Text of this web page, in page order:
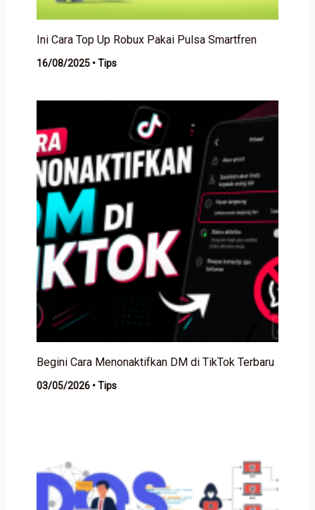
Ini Cara Top Up Robux Pakai Pulsa Smartfren
16/08/2025 •Tips
Begini Cara Menonaktifkan DM di TikTok Terbaru
03/05/2026 •Tips